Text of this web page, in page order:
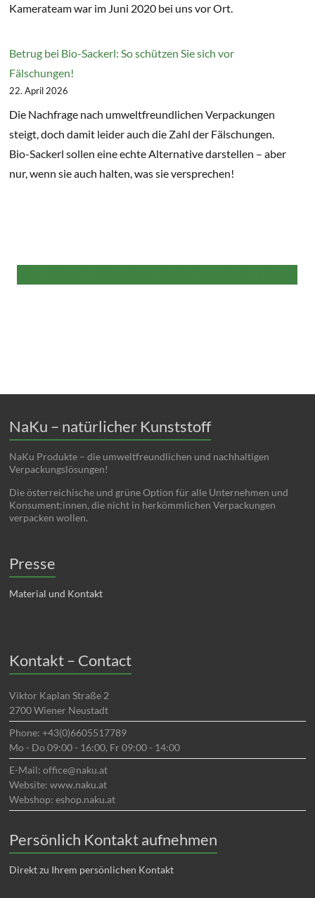
Kamerateam war im Juni 2020 bei uns vor Ort.
Betrug bei Bio-Sackerl: So schützen Sie sich vor
Fälschungen!
22. April 2026
Die Nachfrage nach umweltfreundlichen Verpackungen
steigt, doch damit leider auch die Zahl der Fälschungen.
Bio-Sackerl sollen eine echte Alternative darstellen – aber
nur, wenn sie auch halten, was sie versprechen!
NaKu – natürlicher Kunststoff
NaKu Produkte – die umweltfreundlichen und nachhaltigen
Verpackungslösungen!
Die österreichische und grüne Option für alle Unternehmen und
Konsument:innen, die nicht in herkömmlichen Verpackungen
verpacken wollen.
Presse
Material und Kontakt
Kontakt – Contact
Viktor Kaplan Straße 2
2700 Wiener Neustadt
Phone: +43(0)6605517789
Mo - Do 09:00 - 16:00, Fr 09:00 - 14:00
E-Mail: office@naku.at
Website: www.naku.at
Webshop: eshop.naku.at
Persönlich Kontakt aufnehmen
Direkt zu Ihrem persönlichen Kontakt